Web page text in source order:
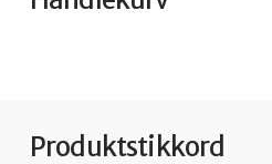
Produktstikkord